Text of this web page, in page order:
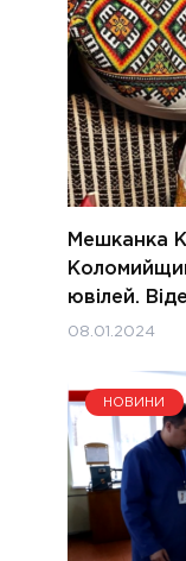
Мешканка
ювілей.
08.01.2024
НОВИНИ